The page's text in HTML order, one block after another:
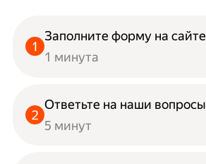
Заполните форму на сайте
1 минута
Ответьте на наши вопросы
5 минут